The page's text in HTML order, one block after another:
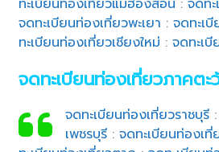
ทะเบียนท่องเที่ยวแม่ฮ่องสอน :จดท
จดทะเบียนท่องเที่ยวพะเยา :จดทะเ
ทะเบียนท่องเที่ยวเชียงใหม่ :จดทะเ
จดทะเบียนท่องเที่ยวภาคต
จดทะเบียนท่องเที่ยวราชบุรี:
เพชรบุรี: จดทะเบียนท่องเที่